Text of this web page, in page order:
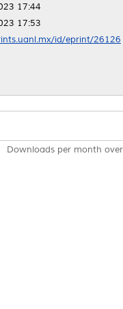
17:44
17:53
id/eprint/26126
Downloads per month